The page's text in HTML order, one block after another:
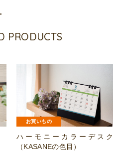
PRODUCTS
お買いもの
ハーモニーカラーデスク
（KASANEの色目）